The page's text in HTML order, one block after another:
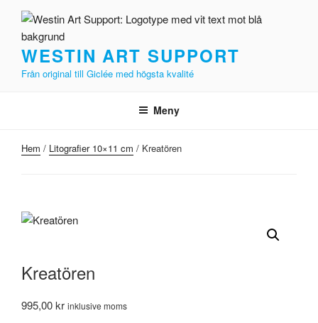
Hoppa
innehåll
WESTIN ART SUPPORT
Från original till Giclée med högsta kvalité
Meny
Hem / Litografier 10×11 cm / Kreatören
Kreatören
995,00kr inklusive moms